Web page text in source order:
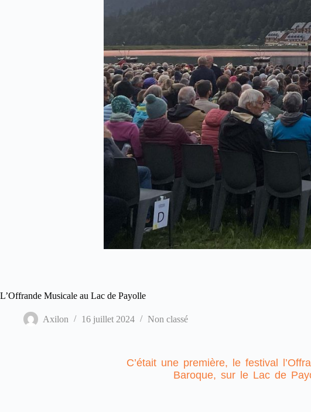
L’Offrande Musicale au Lac de Payolle
Axilon 16 juillet 2024 Non classé
C’était une première, le festival
Baroque, sur le Lac de